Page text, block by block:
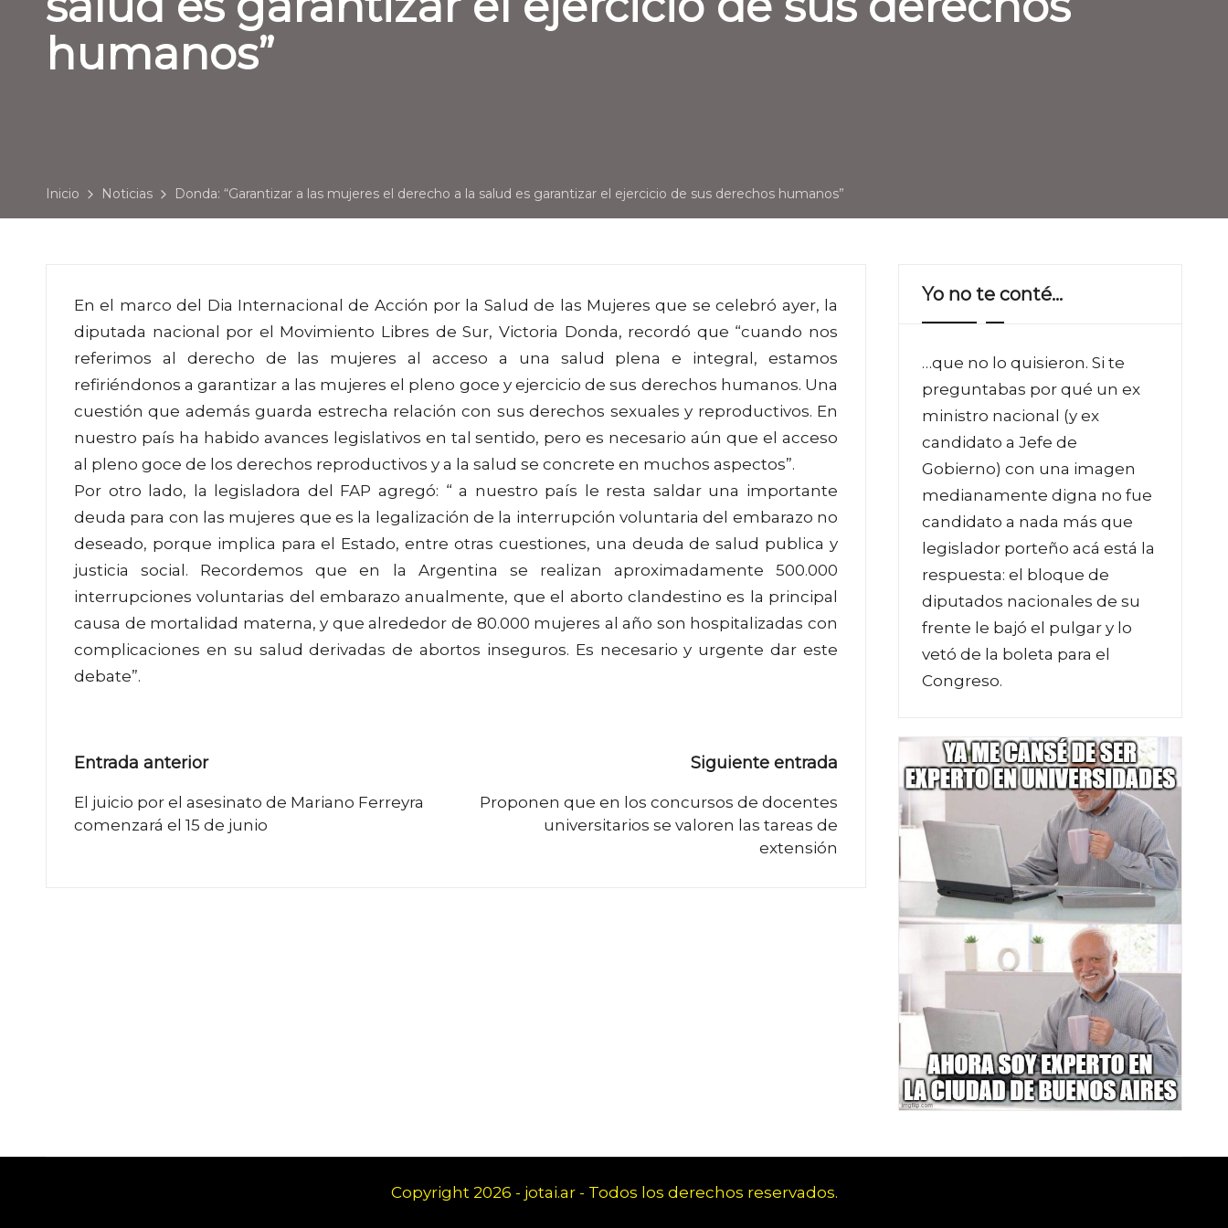
humanos”
Inicio Noticias Donda: “Garantizar a las mujeres el derecho a la salud es garantizar el ejercicio de sus derechos humanos”
En el marco del Dia Internacional de Acción por la Salud de las Mujeres que se celebró ayer, la
diputada nacional por el Movimiento Libres de Sur, Victoria Donda, recordó que “cuando nos
referimos al derecho de las mujeres al acceso a una salud plena e integral, estamos
refiriéndonos a garantizar a las mujeres el pleno goce y ejercicio de sus derechos humanos. Una
cuestión que además guarda estrecha relación con sus derechos sexuales y reproductivos. En
nuestro país ha habido avances legislativos en tal sentido, pero es necesario aún que el acceso
al pleno goce de los derechos reproductivos y a la salud se concrete en muchos aspectos”.
Por otro lado, la legisladora del FAP agregó: “ a nuestro país le resta saldar una importante
deuda para con las mujeres que es la legalización de la interrupción voluntaria del embarazo no
deseado, porque implica para el Estado, entre otras cuestiones, una deuda de salud publica y
justicia social. Recordemos que en la Argentina se realizan aproximadamente 500.000
interrupciones voluntarias del embarazo anualmente, que el aborto clandestino es la principal
causa de mortalidad materna, y que alrededor de 80.000 mujeres al año son hospitalizadas con
complicaciones en su salud derivadas de abortos inseguros. Es necesario y urgente dar este
debate”.
Navegación
de
Entrada anterior
El juicio por el asesinato de Mariano Ferreyra
comenzará el 15 de junio
Siguiente entrada
Proponen que en los concursos de docentes
universitarios se valoren las tareas de
extensión
Yo no te conté…
…que no lo quisieron. Si te
preguntabas por qué un ex
ministro nacional (y ex
candidato a Jefe de
Gobierno) con una imagen
medianamente digna no fue
candidato a nada más que
legislador porteño acá está la
respuesta: el bloque de
diputados nacionales de su
frente le bajó el pulgar y lo
vetó de la boleta para el
Congreso.
Copyright 2026 - jotai.ar - Todos los derechos reservados.